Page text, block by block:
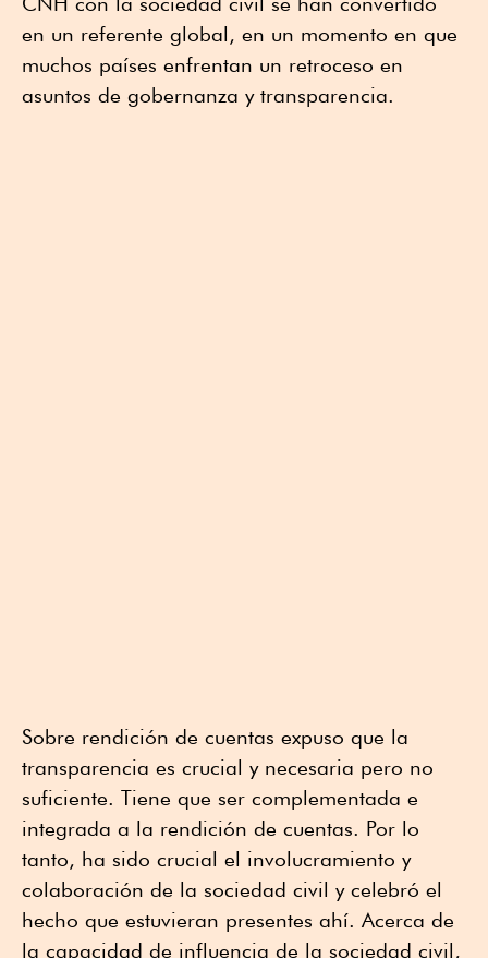
en un referente global, en un momento en que
muchos países enfrentan un retroceso en
asuntos de gobernanza y transparencia.
Sobre rendición de cuentas expuso que la
transparencia es crucial y necesaria pero no
suficiente. Tiene que ser complementada e
integrada a la rendición de cuentas. Por lo
tanto, ha sido crucial el involucramiento y
colaboración de la sociedad civil y celebró el
hecho que estuvieran presentes ahí. Acerca de
la capacidad de influencia de la sociedad civil,